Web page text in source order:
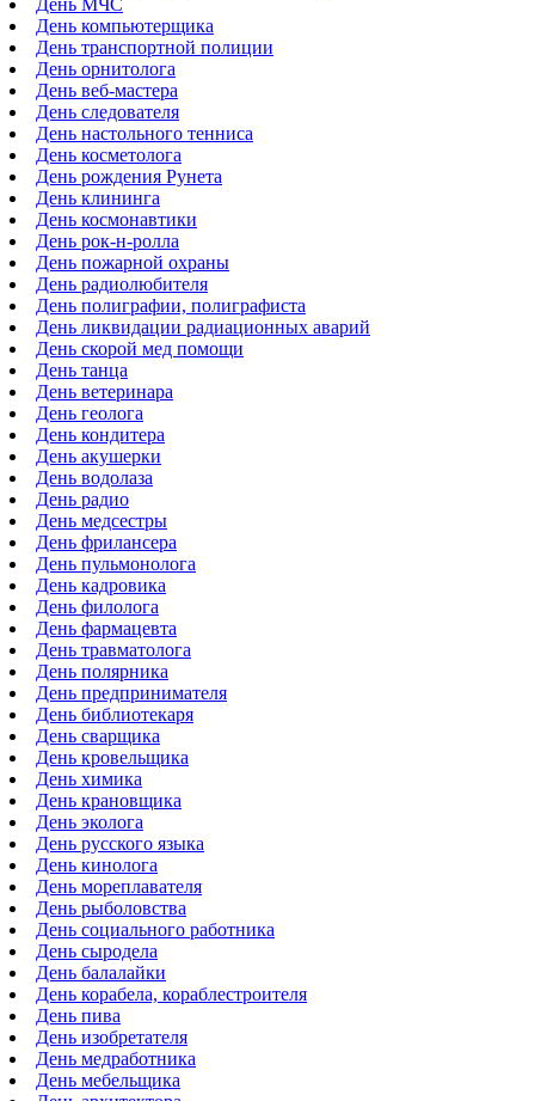
День МЧС
День компьютерщика
День транспортной полиции
День орнитолога
День веб-мастера
День следователя
День настольного тенниса
День косметолога
День рождения Рунета
День клининга
День космонавтики
День рок-н-ролла
День пожарной охраны
День радиолюбителя
День полиграфии, полиграфиста
День ликвидации радиационных аварий
День скорой мед помощи
День танца
День ветеринара
День геолога
День кондитера
День акушерки
День водолаза
День радио
День медсестры
День фрилансера
День пульмонолога
День кадровика
День филолога
День фармацевта
День травматолога
День полярника
День предпринимателя
День библиотекаря
День сварщика
День кровельщика
День химика
День крановщика
День эколога
День русского языка
День кинолога
День мореплавателя
День рыболовства
День социального работника
День сыродела
День балалайки
День корабела, кораблестроителя
День пива
День изобретателя
День медработника
День мебельщика